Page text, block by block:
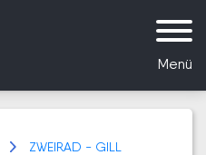
Menü
ZWEIRAD - GILL